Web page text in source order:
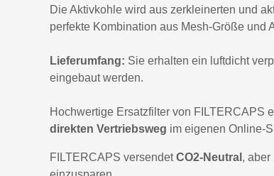
Die Aktivkohle wird aus zerkleinerten und
perfekte Kombination aus Mesh-Größe und
Lieferumfang: Sie erhalten ein luftdicht
eingebaut werden.
Hochwertige Ersatzfilter von FILTERCAPS
direkten Vertriebsweg im eigenen Online-
FILTERCAPS versendetCO2-Neutral ,